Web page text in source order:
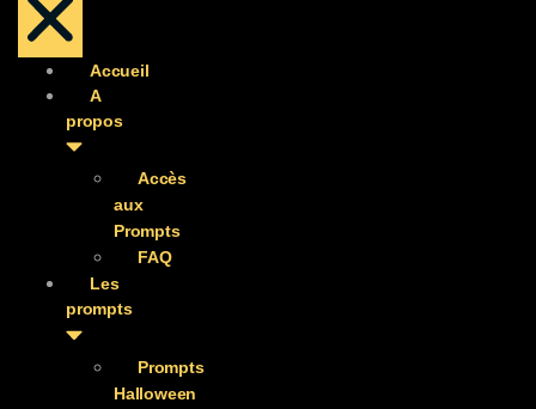
Accueil
A
propos
Accès
aux
Prompts
FAQ
Les
prompts
Prompts
Halloween